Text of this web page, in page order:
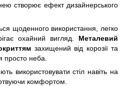
створює ефект дизайнерського
щоденного використання, легко
охайний вигляд. Металевий
захищений від корозії та
просто неба.
використовувати стіл навіть на
комфортом.